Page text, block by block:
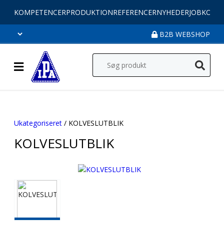
KOMPETENCERPRODUKTIONREFERENCERNYHEDERJOB
B2B WEBSHOP
Ukategoriseret / KOLVESLUTBLIK
KOLVESLUTBLIK